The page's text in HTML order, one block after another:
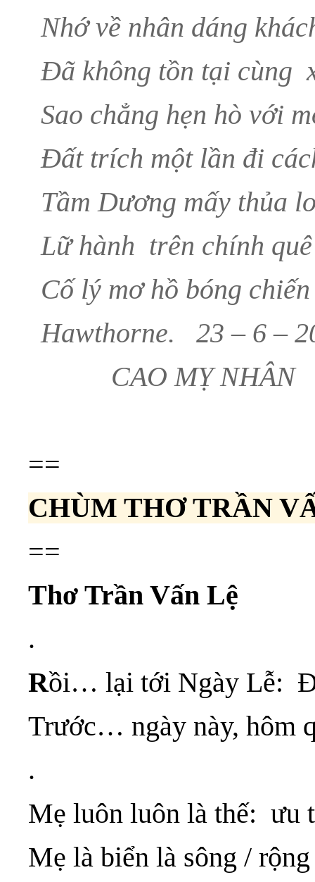
Nhớ về nhân dáng
Đã không tồn tại cùng
Sao chẳng hẹn hò với
Đất trích một lần đi
Tầm Dương mấy thủa
Lữ hành trên chính
Cố lý mơ hồ bóng
Hawthorne. 23 – 6 –
CAO MỴ NHÂN
==
CHÙM THƠ TRẦN
==
Thơ Trần Vấn Lệ
.
Rồi… lại tới Ngày Lễ:
Trước… ngày này, hôm
.
Mẹ luôn luôn là thế: ưu
Mẹ là biển là sông /